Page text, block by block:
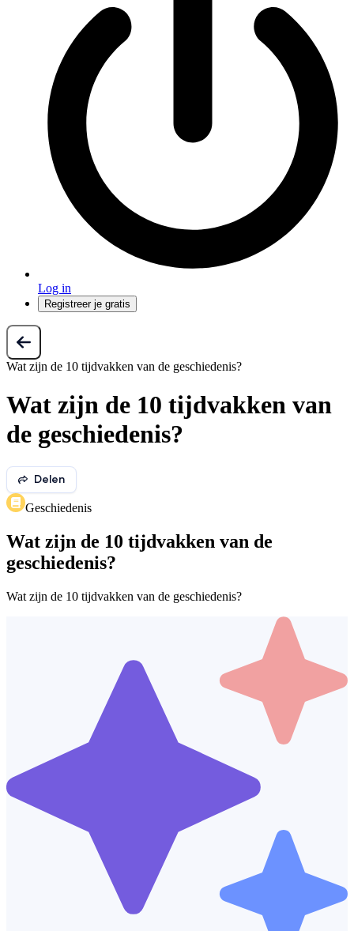
Log in
Registreer je gratis
Wat zijn de 10 tijdvakken van de geschiedenis?
Wat zijn de 10 tijdvakken van
de geschiedenis?
Delen
Geschiedenis
Wat zijn de 10 tijdvakken van de
geschiedenis?
Wat zijn de 10 tijdvakken van de geschiedenis?